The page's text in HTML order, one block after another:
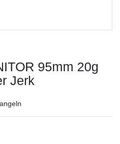
95mm 20g
Jerk